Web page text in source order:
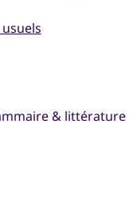
& littérature